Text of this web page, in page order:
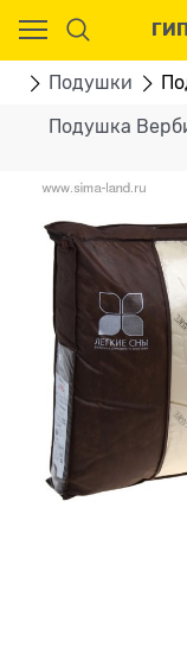
Подушки
Подушка
Ваш город -
угадали?
ДА НЕТ